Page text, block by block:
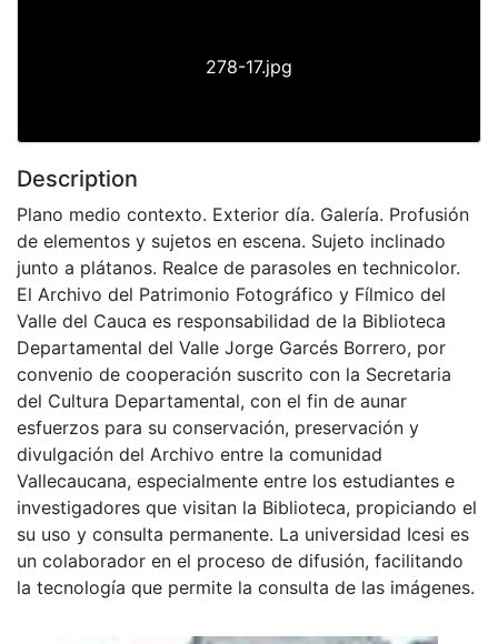
278-17.jpg
Description
Plano medio contexto. Exterior día. Galería. Profusión
de elementos y sujetos en escena. Sujeto inclinado
junto a plátanos. Realce de parasoles en technicolor.
El Archivo del Patrimonio Fotográfico y Fílmico del
Valle del Cauca es responsabilidad de la Biblioteca
Departamental del Valle Jorge Garcés Borrero, por
convenio de cooperación suscrito con la Secretaria
del Cultura Departamental, con el fin de aunar
esfuerzos para su conservación, preservación y
divulgación del Archivo entre la comunidad
Vallecaucana, especialmente entre los estudiantes e
investigadores que visitan la Biblioteca, propiciando el
su uso y consulta permanente. La universidad Icesi es
un colaborador en el proceso de difusión, facilitando
la tecnología que permite la consulta de las imágenes.